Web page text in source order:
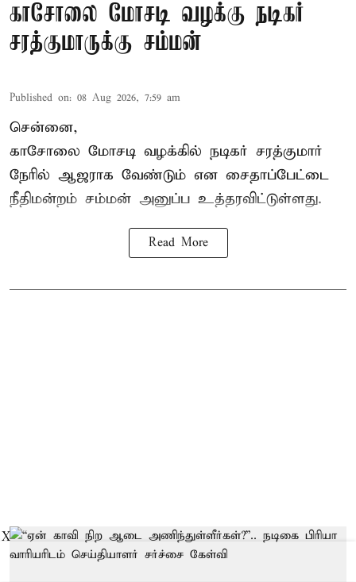
காசோலை மோசடி வழக்கு நடிகர்
சரத்குமாருக்கு சம்மன்
Published on: 08 Aug 2026, 7:59 am
சென்னை,
காசோலை மோசடி வழக்கில் நடிகர் சரத்குமார்
நேரில் ஆஜராக வேண்டும் என சைதாப்பேட்டை
நீதிமன்றம் சம்மன் அனுப்ப உத்தரவிட்டுள்ளது.
Read More
X